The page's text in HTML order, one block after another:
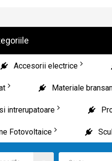
Accesorii electrice
Materiale
intrerupatoare
Fotovoltaice